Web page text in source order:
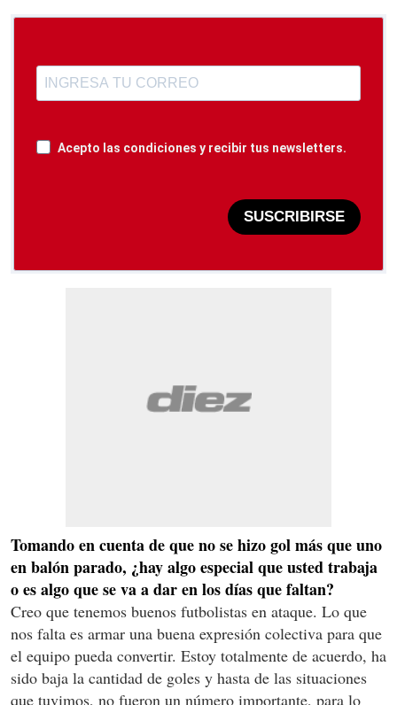
Acepto las condiciones y recibir tus newsletters.
SUSCRIBIRSE
Tomando en cuenta de que no se hizo gol más que uno
en balón parado, ¿hay algo especial que usted trabaja
o es algo que se va a dar en los días que faltan?
Creo que tenemos buenos futbolistas en ataque. Lo que
nos falta es armar una buena expresión colectiva para que
el equipo pueda convertir. Estoy totalmente de acuerdo, ha
sido baja la cantidad de goles y hasta de las situaciones
que tuvimos, no fueron un número importante, para lo